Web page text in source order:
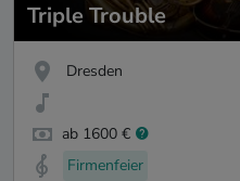
Triple Trouble
Dresden
ab 1600 €
Firmenfeier